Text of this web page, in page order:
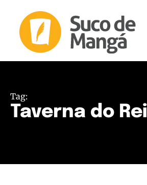
Tag:
Taverna do Rei